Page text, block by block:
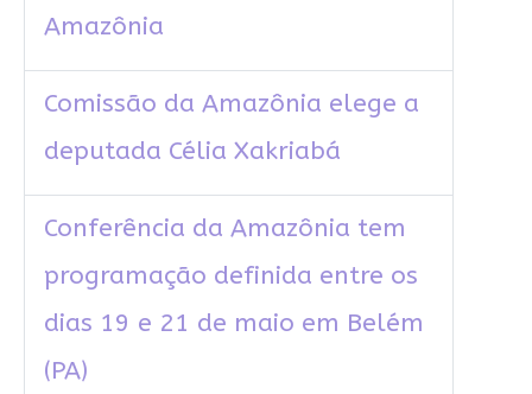
Amazônia
Comissão da Amazônia elege a
deputada Célia Xakriabá
Conferência da Amazônia tem
programação definida entre os
dias 19 e 21 de maio em Belém
(PA)